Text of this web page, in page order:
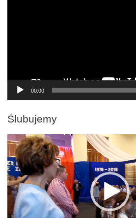
00:00
Ślubujemy
Odtwarzacz
video